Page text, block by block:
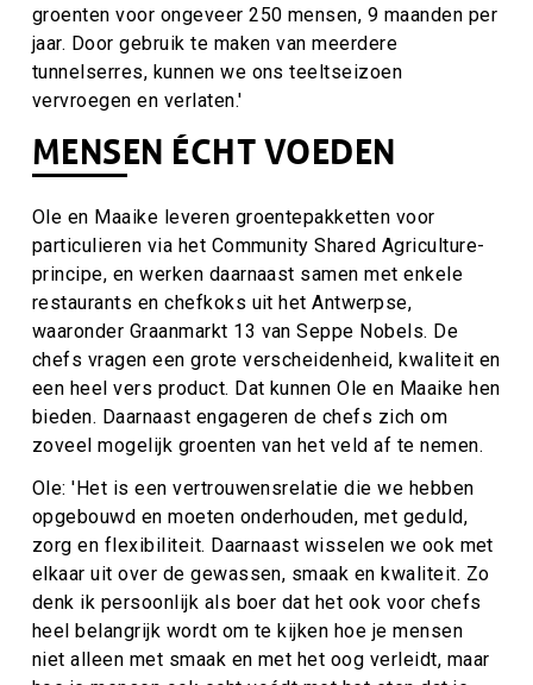
groenten voor ongeveer 250 mensen, 9 maanden per
jaar. Door gebruik te maken van meerdere
tunnelserres, kunnen we ons teeltseizoen
vervroegen en verlaten.'
MENSEN ÉCHT VOEDEN
Ole en Maaike leveren groentepakketten voor
particulieren via het Community Shared Agriculture-
principe, en werken daarnaast samen met enkele
restaurants en chefkoks uit het Antwerpse,
waaronder Graanmarkt 13 van Seppe Nobels. De
chefs vragen een grote verscheidenheid, kwaliteit en
een heel vers product. Dat kunnen Ole en Maaike hen
bieden. Daarnaast engageren de chefs zich om
zoveel mogelijk groenten van het veld af te nemen.
Ole: 'Het is een vertrouwensrelatie die we hebben
opgebouwd en moeten onderhouden, met geduld,
zorg en flexibiliteit. Daarnaast wisselen we ook met
elkaar uit over de gewassen, smaak en kwaliteit. Zo
denk ik persoonlijk als boer dat het ook voor chefs
heel belangrijk wordt om te kijken hoe je mensen
niet alleen met smaak en met het oog verleidt, maar